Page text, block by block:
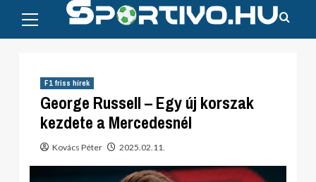
content
Menu
F1 friss hírek
George Russell – Egy új korszak
kezdete a Mercedesnél
Kovács Péter 2025.02.11.